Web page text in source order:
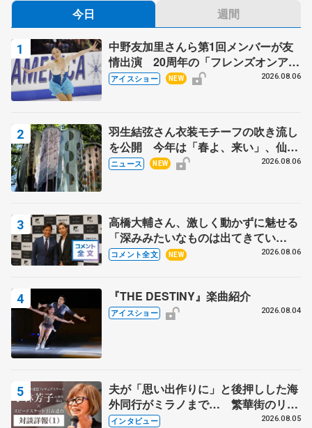
今日 週間
中野友加里さんら第1回メンバーが友
情出演 20周年の「フレンズオンアイ
ス」 宮本賢二さん、有川梨絵さん、
アイスショー NEW 2026.08.06
羽生結弦さん衣装モチーフの吹き流し
を公開 今年は「春よ、来い」、仙台
の瑞鳳殿
ニュース NEW 2026.08.06
高橋大輔さん、激しく動かずに魅せる
「深みみたいなものは出てきてい
る？」 〝兄さん〟と慕うレジェンド
コメント全文 NEW 2026.08.06
『THE DESTINY』楽曲紹介
アイスショー 2026.08.04
夫が「思い出作りに」と後押しした海
外同行がミラノまで… 繁華街のリン
クでは不良のお兄さんも味方に 小林
インタビュー 2026.08.05